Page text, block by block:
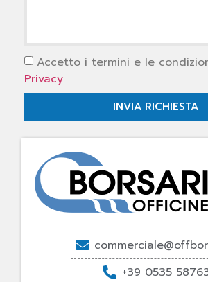
Accetto i termini e le
Privacy
INVIA RICHIESTA
+39 0535